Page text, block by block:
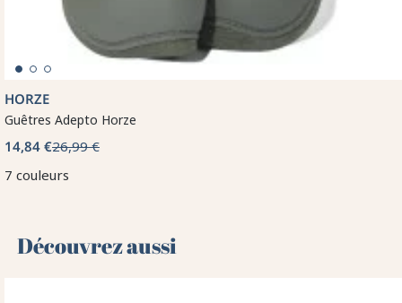
HORZE
Guêtres Adepto Horze
14,84 €26,99 €
7 couleurs
Découvrez aussi 🌻